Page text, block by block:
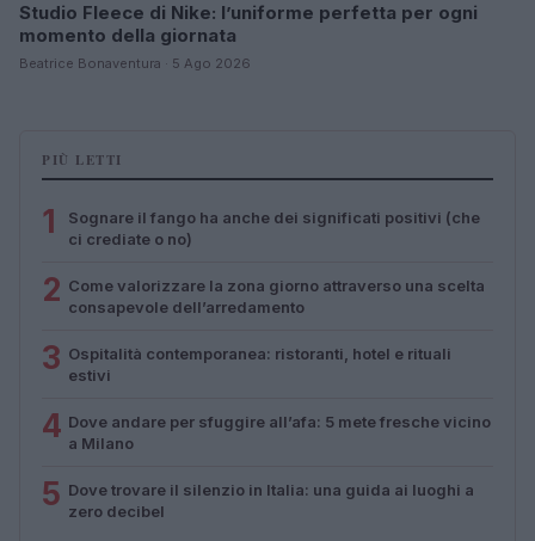
Studio Fleece di Nike: l’uniforme perfetta per ogni
momento della giornata
Beatrice Bonaventura · 5 Ago 2026
PIÙ LETTI
1
Sognare il fango ha anche dei significati positivi (che
ci crediate o no)
2 Come valorizzare la zona giorno attraverso una scelta
consapevole dell’arredamento
3 Ospitalità contemporanea: ristoranti, hotel e rituali
estivi
4 Dove andare per sfuggire all’afa: 5 mete fresche vicino
a Milano
5 Dove trovare il silenzio in Italia: una guida ai luoghi a
zero decibel